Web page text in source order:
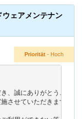
ウェアメンテナン
Priorität - Hoch
、誠にありがとうござい
させていただきます。